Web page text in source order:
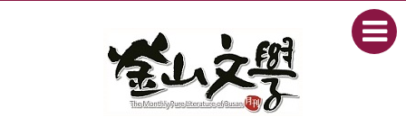
Sketchbook5, 스케치북5